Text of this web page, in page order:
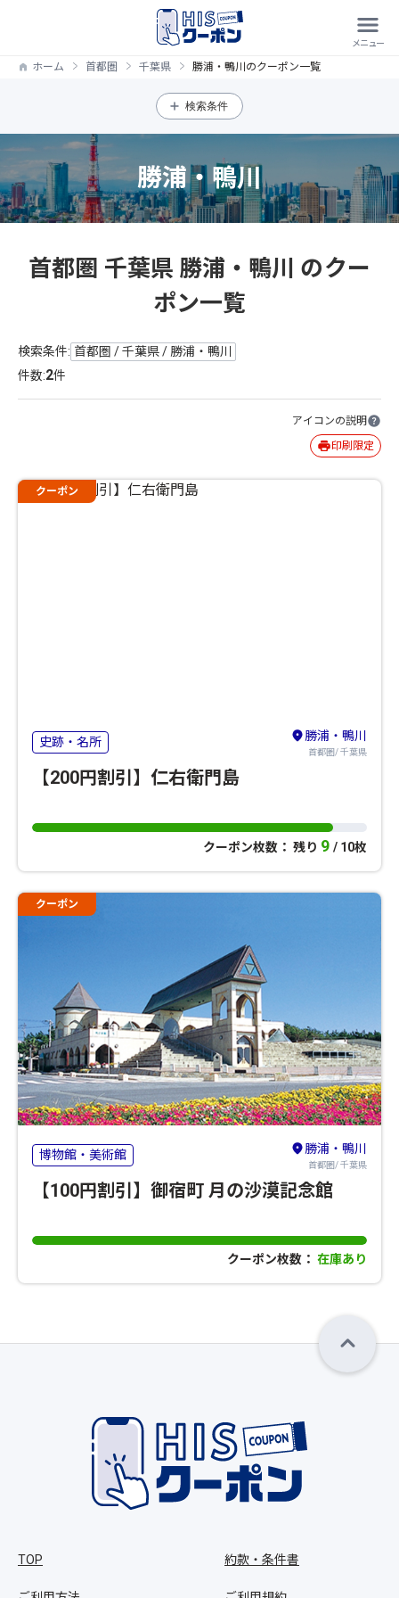
ホーム 首都圏 千葉県 勝浦・鴨川のクーポン一覧
検索条件
勝浦・鴨川
首都圏 千葉県 勝浦・鴨川 のクー
ポン一覧
検索条件: 首都圏 / 千葉県 / 勝浦・鴨川
件数:2件
アイコンの説明
印刷限定
クーポン
史跡・名所 勝浦・鴨川
首都圏/ 千葉県
【200円割引】仁右衛門島
クーポン枚数： 残り 9 / 10枚
クーポン
博物館・美術館 勝浦・鴨川
首都圏/ 千葉県
【100円割引】御宿町 月の沙漠記念館
クーポン枚数： 在庫あり
TOP 約款・条件書